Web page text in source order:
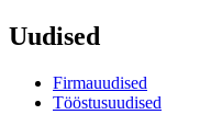
Uudised
Firmauudised
Tööstusuudised